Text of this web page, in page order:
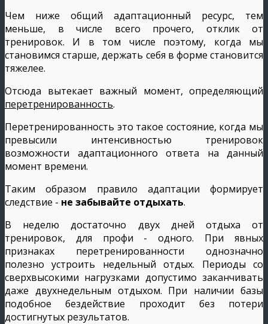
Чем ниже общий адаптационный ресурс, тем
меньше, в числе всего прочего, отклик от
тренировок. И в том числе поэтому, когда мы
становимся старше, держать себя в форме становится
тяжелее.
Отсюда вытекает важный момент, определяющий
перетренированность.
Перетренированность это такое состояние, когда мы
превысили интенсивностью тренировок
возможности адаптационного ответа на данный
момент времени.
Таким образом правило адаптации формирует
следствие - не забывайте отдыхать.
В неделю достаточно двух дней отдыха от
тренировок, для профи - одного. При явных
признаках перетренированности однозначно
полезно устроить недельный отдых. Периоды со
сверхвысокими нагрузками допустимо заканчивать
даже двухнедельным отдыхом. При наличии базы
подобное бездействие проходит без потери
достигнутых результатов.